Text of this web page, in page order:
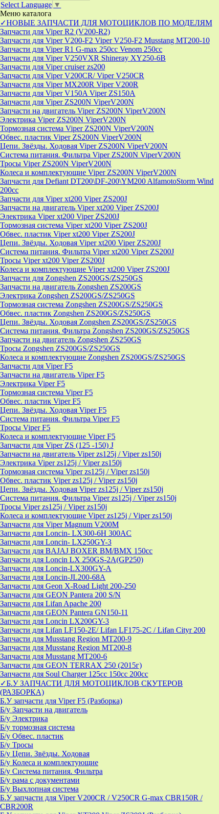
Select Language ▼
Меню каталога
✓НОВЫЕ ЗАПЧАСТИ ДЛЯ МОТОЦИКЛОВ ПО МОДЕЛЯМ
Запчасти для Viper R2 (V200-R2)
Запчасти для Viper V200-F2 Viper V250-F2 Musstang MT200-10
Запчасти для Viper R1 G-max 250cc Venom 250cc
Запчасти для Viper V250VXR Shineray XY250-6B
Запчасти для Viper cruiser zs200
Запчасти для Viper V200CR/ Viper V250CR
Запчасти для Viper MX200R Viper V200R
Запчасти для Viper V150A Viper ZS150A
Запчасти для Viper ZS200N ViperV200N
Запчасти на двигатель Viper ZS200N ViperV200N
Электрика Viper ZS200N ViperV200N
Тормозная система Viper ZS200N ViperV200N
Обвес. пластик Viper ZS200N ViperV200N
Цепи. Звёзды. Ходовая Viper ZS200N ViperV200N
Система питания. Фильтра Viper ZS200N ViperV200N
Тросы Viper ZS200N ViperV200N
Колеса и комплектующие Viper ZS200N ViperV200N
Запчасти для Defiant DT200\DF-200\YM200 AlfamotoStorm Wind
200cc
Запчасти для Viper xt200 Viper ZS200J
Запчасти на двигатель Viper xt200 Viper ZS200J
Электрика Viper xt200 Viper ZS200J
Тормозная система Viper xt200 Viper ZS200J
Обвес. пластик Viper xt200 Viper ZS200J
Цепи. Звёзды. Ходовая Viper xt200 Viper ZS200J
Система питания. Фильтра Viper xt200 Viper ZS200J
Тросы Viper xt200 Viper ZS200J
Колеса и комплектующие Viper xt200 Viper ZS200J
Запчасти для Zongshen ZS200GS/ZS250GS
Запчасти на двигатель Zongshen ZS200GS
Электрика Zongshen ZS200GS/ZS250GS
Тормозная система Zongshen ZS200GS/ZS250GS
Обвес. пластик Zongshen ZS200GS/ZS250GS
Цепи. Звёзды. Ходовая Zongshen ZS200GS/ZS250GS
Система питания. Фильтра Zongshen ZS200GS/ZS250GS
Запчасти на двигатель Zongshen ZS250GS
Тросы Zongshen ZS200GS/ZS250GS
Колеса и комплектующие Zongshen ZS200GS/ZS250GS
Запчасти для Viper F5
Запчасти на двигатель Viper F5
Электрика Viper F5
Тормозная система Viper F5
Обвес. пластик Viper F5
Цепи. Звёзды. Ходовая Viper F5
Система питания. Фильтра Viper F5
Тросы Viper F5
Колеса и комплектующие Viper F5
Запчасти для Viper ZS (125 -150) J
Запчасти на двигатель Viper zs125j / Viper zs150j
Электрика Viper zs125j / Viper zs150j
Тормозная система Viper zs125j / Viper zs150j
Обвес. пластик Viper zs125j / Viper zs150j
Цепи. Звёзды. Ходовая Viper zs125j / Viper zs150j
Система питания. Фильтра Viper zs125j / Viper zs150j
Тросы Viper zs125j / Viper zs150j
Колеса и комплектующие Viper zs125j / Viper zs150j
Запчасти для Viper Magnum V200M
Запчасти для Loncin- LX300-6H 300AC
Запчасти для Loncin- LX250GY-3
Запчасти для BAJAJ BOXER BM/ВМX 150cc
Запчасти для Loncin LX 250GS-2A(GP250)
Запчасти для Loncin-LX300GY-A
Запчасти для Loncin-JL200-68A
Запчасти для Geon X-Road Light 200-250
Запчасти для GEON Pantera 200 S/N
Запчасти для Lifan Apache 200
Запчасти для GEON Pantera GN150-11
Запчасти для Loncin LX200GY-3
Запчасти для Lifan LF150-2E/ Lifan LF175-2C / Lifan Cityr 200
Запчасти для Musstang Region MT200-9
Запчасти для Musstang Region MT200-8
Запчасти для Musstang MT200-6
Запчасти для GEON TERRAX 250 (2015г)
Запчасти для Soul Charger 125сс 150cc 200сс
✓Б.У ЗАПЧАСТИ ДЛЯ МОТОЦИКЛОВ СКУТЕРОВ
(РАЗБОРКА)
Б.У запчасти для Viper F5 (Разборка)
Б/у Запчасти на двигатель
Б/у Электрика
Б/у тормозная система
Б/у Обвес. пластик
Б/у Тросы
Б/у Цепи. Звёзды. Ходовая
Б/у Колеса и комплектующие
Б/у Система питания. Фильтра
Б/у рама с документами
Б/у Выхлопная система
Б.У запчасти для Viper V200CR / V250CR G-max CBR150R /
CBR200R